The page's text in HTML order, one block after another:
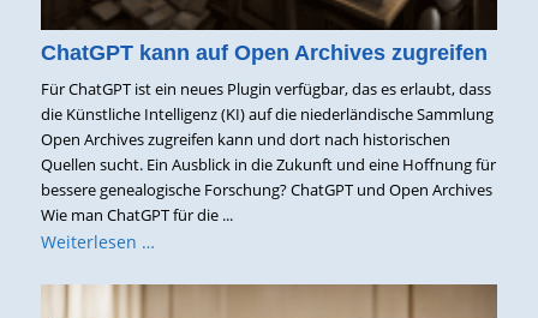
ChatGPT kann auf Open Archives zugreifen
Für ChatGPT ist ein neues Plugin verfügbar, das es erlaubt, dass
die Künstliche Intelligenz (KI) auf die niederländische Sammlung
Open Archives zugreifen kann und dort nach historischen
Quellen sucht. Ein Ausblick in die Zukunft und eine Hoffnung für
bessere genealogische Forschung? ChatGPT und Open Archives
Wie man ChatGPT für die ...
Weiterlesen …